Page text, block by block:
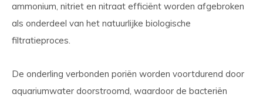
ammonium, nitriet en nitraat efficiënt worden afgebroken
als onderdeel van het natuurlijke biologische
filtratieproces.
De onderling verbonden poriën worden voortdurend door
aquariumwater doorstroomd, waardoor de bacteriën